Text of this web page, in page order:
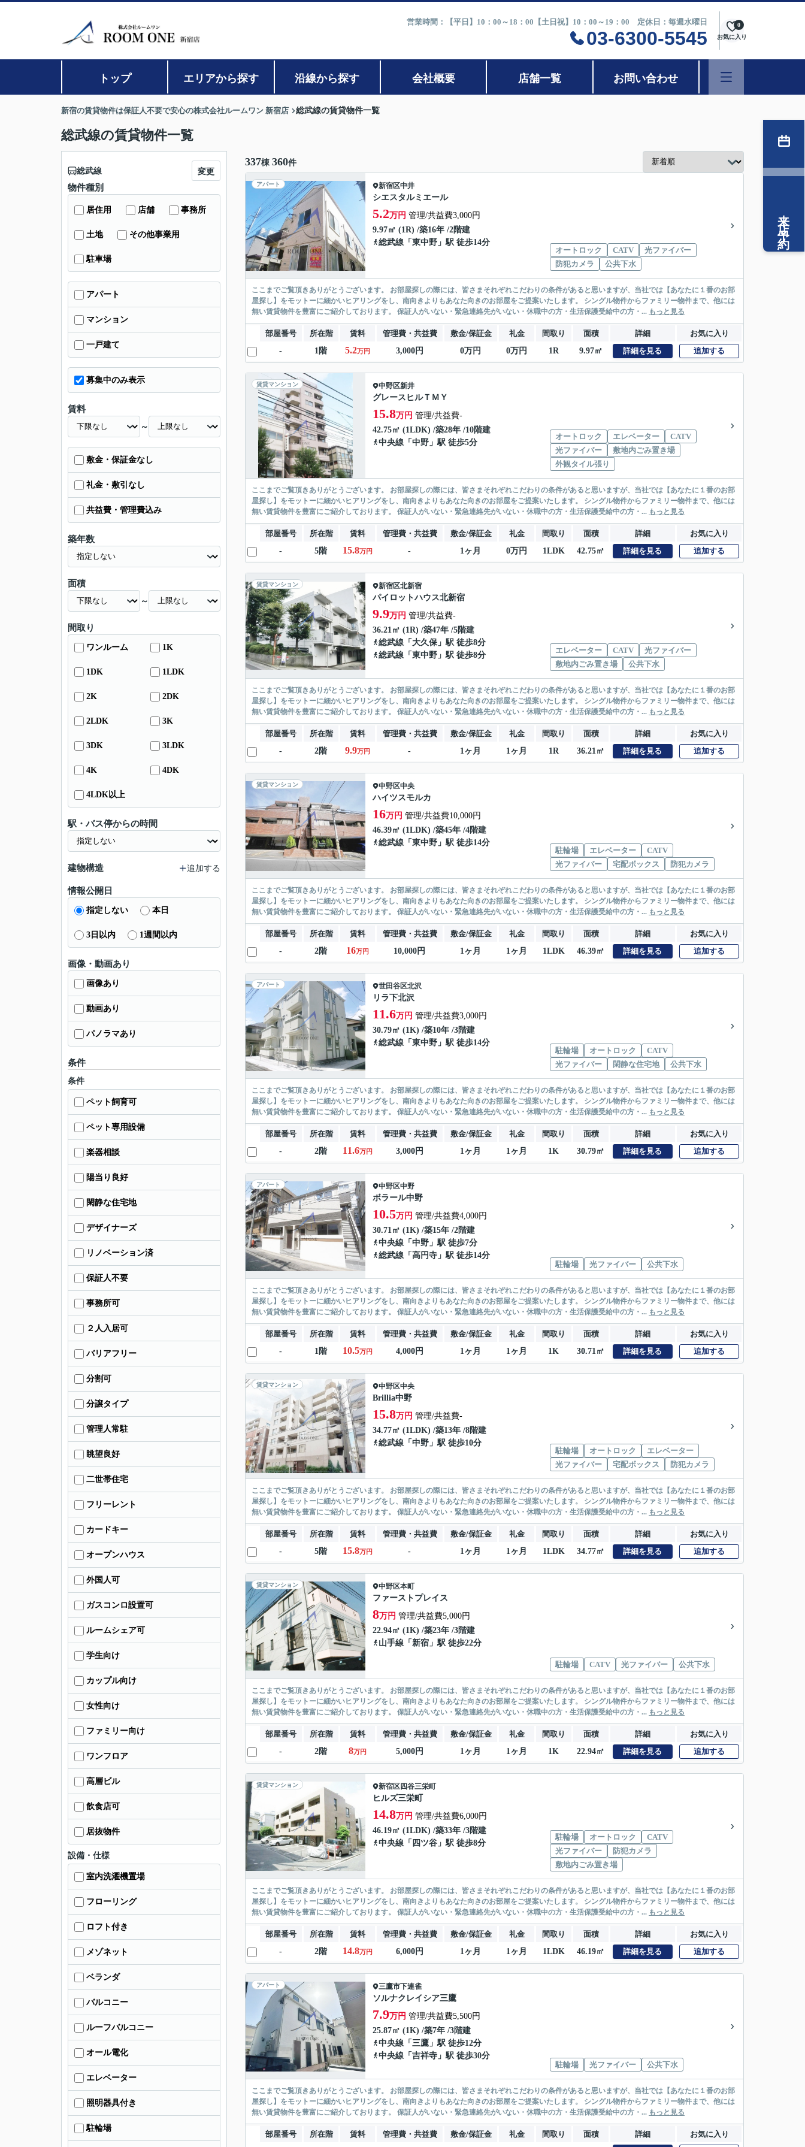
営業時間：【平日】10：00～18：00【土日祝】10：00～19：00 定休日：毎週水曜日
03-6300-5545 お気に入り
0
トップ エリアから探す 沿線から探す 会社概要 店舗一覧 お問い合わせ
新宿の賃貸物件は保証人不要で安心の株式会社ルームワン 新宿店 総武線の賃貸物件一覧
総武線の賃貸物件一覧
337棟 360件
アパート 新宿区中井
シエスタルミエール
5.2万円 管理/共益費3,000円
9.97㎡ (1R) /築16年 /2階建
総武線 「 東中野 」駅 徒歩14分
オートロック
CATV
光ファイバー
防犯カメラ
公共下水
ここまでご覧頂きありがとうございます。 お部屋探しの際には、皆さまそれぞれこだわりの条件があると思いますが、当社では【あなたに１番のお部
屋探し】をモットーに細かいヒアリングをし、南向きよりもあなた向きのお部屋をご提案いたします。 シングル物件からファミリー物件まで、他には
無い賃貸物件を豊富にご紹介しております。 保証人がいない・緊急連絡先がいない・休職中の方・生活保護受給中の方・... もっと見る
部屋番号 所在階 賃料 管理費・共益費 敷金/保証金 礼金 間取り 面積 詳細
お気に入り
-
1階 5.2万円 3,000円 0万円 0万円 1R 9.97㎡ 詳細を見る 追加する
賃貸マンション 中野区新井
グレースヒルＴＭＹ
15.8万円 管理/共益費-
42.75㎡ (1LDK) /築28年 /10階建
中央線 「 中野 」駅 徒歩5分
オートロック エレベーター
CATV
光ファイバー
敷地内ごみ置き場
外観タイル張り
ここまでご覧頂きありがとうございます。 お部屋探しの際には、皆さまそれぞれこだわりの条件があると思いますが、当社では【あなたに１番のお部
屋探し】をモットーに細かいヒアリングをし、南向きよりもあなた向きのお部屋をご提案いたします。 シングル物件からファミリー物件まで、他には
無い賃貸物件を豊富にご紹介しております。 保証人がいない・緊急連絡先がいない・休職中の方・生活保護受給中の方・... もっと見る
部屋番号 所在階 賃料 管理費・共益費 敷金/保証金 礼金 間取り 面積 詳細
お気に入り
-
5階 15.8万円 - 1ヶ月 0万円 1LDK 42.75㎡ 詳細を見る 追加する
賃貸マンション 新宿区北新宿
パイロットハウス北新宿
9.9万円 管理/共益費-
36.21㎡ (1R) /築47年 /5階建
総武線 「 大久保」駅 徒歩8分
総武線 「 東中野 」駅 徒歩8分
エレベーター CATV
光ファイバー
敷地内ごみ置き場
公共下水
ここまでご覧頂きありがとうございます。 お部屋探しの際には、皆さまそれぞれこだわりの条件があると思いますが、当社では【あなたに１番のお部
屋探し】をモットーに細かいヒアリングをし、南向きよりもあなた向きのお部屋をご提案いたします。 シングル物件からファミリー物件まで、他には
無い賃貸物件を豊富にご紹介しております。 保証人がいない・緊急連絡先がいない・休職中の方・生活保護受給中の方・... もっと見る
部屋番号 所在階 賃料 管理費・共益費 敷金/保証金 礼金 間取り 面積 詳細
お気に入り
-
2階 9.9万円 - 1ヶ月 1ヶ月 1R 36.21㎡ 詳細を見る 追加する
賃貸マンション 中野区中央
ハイツスモルカ
16万円 管理/共益費10,000円
46.39㎡ (1LDK) /築45年 /4階建
総武線 「 東中野 」駅 徒歩14分
駐輪場
エレベーター
CATV
光ファイバー
宅配ボックス 防犯カメラ
ここまでご覧頂きありがとうございます。 お部屋探しの際には、皆さまそれぞれこだわりの条件があると思いますが、当社では【あなたに１番のお部
屋探し】をモットーに細かいヒアリングをし、南向きよりもあなた向きのお部屋をご提案いたします。 シングル物件からファミリー物件まで、他には
無い賃貸物件を豊富にご紹介しております。 保証人がいない・緊急連絡先がいない・休職中の方・生活保護受給中の方・... もっと見る
部屋番号 所在階 賃料 管理費・共益費 敷金/保証金 礼金 間取り 面積 詳細
お気に入り
-
2階 16万円 10,000円 1ヶ月 1ヶ月 1LDK 46.39㎡ 詳細を見る 追加する
アパート 世田谷区北沢
リラ下北沢
11.6万円 管理/共益費3,000円
30.79㎡ (1K) /築10年 /3階建
総武線 「 東中野 」駅 徒歩14分
駐輪場
オートロック
CATV
光ファイバー
閑静な住宅地 公共下水
ここまでご覧頂きありがとうございます。 お部屋探しの際には、皆さまそれぞれこだわりの条件があると思いますが、当社では【あなたに１番のお部
屋探し】をモットーに細かいヒアリングをし、南向きよりもあなた向きのお部屋をご提案いたします。 シングル物件からファミリー物件まで、他には
無い賃貸物件を豊富にご紹介しております。 保証人がいない・緊急連絡先がいない・休職中の方・生活保護受給中の方・... もっと見る
部屋番号 所在階 賃料 管理費・共益費 敷金/保証金 礼金 間取り 面積 詳細
お気に入り
-
2階 11.6万円 3,000円 1ヶ月 1ヶ月 1K 30.79㎡ 詳細を見る 追加する
アパート 中野区中野
ボラール中野
10.5万円 管理/共益費4,000円
30.71㎡ (1K) /築15年 /2階建
中央線 「 中野 」駅 徒歩7分
総武線 「 高円寺 」駅 徒歩14分
駐輪場
光ファイバー 公共下水
ここまでご覧頂きありがとうございます。 お部屋探しの際には、皆さまそれぞれこだわりの条件があると思いますが、当社では【あなたに１番のお部
屋探し】をモットーに細かいヒアリングをし、南向きよりもあなた向きのお部屋をご提案いたします。 シングル物件からファミリー物件まで、他には
無い賃貸物件を豊富にご紹介しております。 保証人がいない・緊急連絡先がいない・休職中の方・生活保護受給中の方・... もっと見る
部屋番号 所在階 賃料 管理費・共益費 敷金/保証金 礼金 間取り 面積 詳細
お気に入り
-
1階 10.5万円 4,000円 1ヶ月 1ヶ月 1K 30.71㎡ 詳細を見る 追加する
賃貸マンション 中野区中央
Brillia中野
15.8万円 管理/共益費-
34.77㎡ (1LDK) /築13年 /8階建
総武線 「 中野 」駅 徒歩10分
駐輪場
オートロック
エレベーター
光ファイバー
宅配ボックス 防犯カメラ
ここまでご覧頂きありがとうございます。 お部屋探しの際には、皆さまそれぞれこだわりの条件があると思いますが、当社では【あなたに１番のお部
屋探し】をモットーに細かいヒアリングをし、南向きよりもあなた向きのお部屋をご提案いたします。 シングル物件からファミリー物件まで、他には
無い賃貸物件を豊富にご紹介しております。 保証人がいない・緊急連絡先がいない・休職中の方・生活保護受給中の方・... もっと見る
部屋番号 所在階 賃料 管理費・共益費 敷金/保証金 礼金 間取り 面積 詳細
お気に入り
-
5階 15.8万円 - 1ヶ月 1ヶ月 1LDK 34.77㎡ 詳細を見る 追加する
賃貸マンション 中野区本町
ファーストプレイス
8万円 管理/共益費5,000円
22.94㎡ (1K) /築23年 /3階建
山手線 「 新宿 」駅 徒歩22分
駐輪場 CATV 光ファイバー 公共下水
ここまでご覧頂きありがとうございます。 お部屋探しの際には、皆さまそれぞれこだわりの条件があると思いますが、当社では【あなたに１番のお部
屋探し】をモットーに細かいヒアリングをし、南向きよりもあなた向きのお部屋をご提案いたします。 シングル物件からファミリー物件まで、他には
無い賃貸物件を豊富にご紹介しております。 保証人がいない・緊急連絡先がいない・休職中の方・生活保護受給中の方・... もっと見る
部屋番号 所在階 賃料 管理費・共益費 敷金/保証金 礼金 間取り 面積 詳細
お気に入り
-
2階 8万円 5,000円 1ヶ月 1ヶ月 1K 22.94㎡ 詳細を見る 追加する
賃貸マンション 新宿区四谷三栄町
ヒルズ三栄町
14.8万円 管理/共益費6,000円
46.19㎡ (1LDK) /築33年 /3階建
中央線 「 四ツ谷 」駅 徒歩8分
駐輪場 オートロック
CATV
光ファイバー
防犯カメラ
敷地内ごみ置き場
ここまでご覧頂きありがとうございます。 お部屋探しの際には、皆さまそれぞれこだわりの条件があると思いますが、当社では【あなたに１番のお部
屋探し】をモットーに細かいヒアリングをし、南向きよりもあなた向きのお部屋をご提案いたします。 シングル物件からファミリー物件まで、他には
無い賃貸物件を豊富にご紹介しております。 保証人がいない・緊急連絡先がいない・休職中の方・生活保護受給中の方・... もっと見る
部屋番号 所在階 賃料 管理費・共益費 敷金/保証金 礼金 間取り 面積 詳細
お気に入り
-
2階 14.8万円 6,000円 1ヶ月 1ヶ月 1LDK 46.19㎡ 詳細を見る 追加する
アパート 三鷹市下連雀
ソルナクレイシア三鷹
7.9万円 管理/共益費5,500円
25.87㎡ (1K) /築7年 /3階建
中央線 「 三鷹 」駅 徒歩12分
中央線 「 吉祥寺 」駅 徒歩30分
駐輪場
光ファイバー 公共下水
ここまでご覧頂きありがとうございます。 お部屋探しの際には、皆さまそれぞれこだわりの条件があると思いますが、当社では【あなたに１番のお部
屋探し】をモットーに細かいヒアリングをし、南向きよりもあなた向きのお部屋をご提案いたします。 シングル物件からファミリー物件まで、他には
無い賃貸物件を豊富にご紹介しております。 保証人がいない・緊急連絡先がいない・休職中の方・生活保護受給中の方・... もっと見る
部屋番号 所在階 賃料 管理費・共益費 敷金/保証金 礼金 間取り 面積 詳細 お気に入り
総武線 変更
物件種別
居住用 店舗 事務所
土地 その他事業用
駐車場
アパート
マンション
一戸建て
募集中のみ表示
賃料
～
敷金・保証金なし
礼金・敷引なし
共益費・管理費込み
築年数
面積
～
間取り
ワンルーム 1K
1DK 1LDK
2K 2DK
2LDK 3K
3DK 3LDK
4K 4DK
4LDK以上
駅・バス停からの時間
建物構造 追加する
情報公開日
指定しない 本日
3日以内 1週間以内
画像・動画あり
画像あり
動画あり
パノラマあり
条件
条件
ペット飼育可
ペット専用設備
楽器相談
陽当り良好
閑静な住宅地
デザイナーズ
リノベーション済
保証人不要
事務所可
２人入居可
バリアフリー
分割可
分譲タイプ
管理人常駐
眺望良好
二世帯住宅
フリーレント
カードキー
オープンハウス
外国人可
ガスコンロ設置可
ルームシェア可
学生向け
カップル向け
女性向け
ファミリー向け
ワンフロア
高層ビル
飲食店可
居抜物件
設備・仕様
室内洗濯機置場
フローリング
ロフト付き
メゾネット
ベランダ
バルコニー
ルーフバルコニー
オール電化
エレベーター
照明器具付き
駐輪場
来店予約